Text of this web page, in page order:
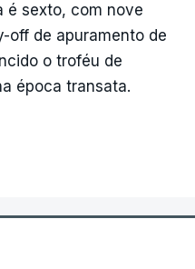
é sexto, com nove
off de apuramento de
o troféu de
época transata.